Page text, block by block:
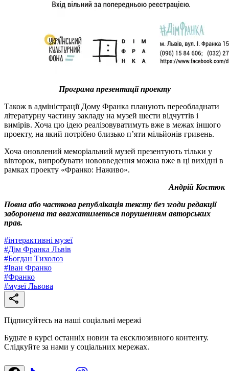
Програма презентації проекту
Також в адміністрації Дому Франка планують переобладнати
літературну частину закладу на музей шести відчуттів і
вимірів. Хоча цю ідею реалізовуватимуть вже в межах іншого
проекту, на який потрібно близько п’яти мільйонів гривень.
Хоча оновлений меморіальний музей презентують тільки у
вівторок, випробувати нововведення можна вже в ці вихідні в
рамках проекту «Франко: Наживо».
Андрій Костюк
Повна або часткова републікація тексту без згоди редакції
заборонена та вважатиметься порушенням авторських
прав.
#інтерактивні музеї
#Дім Франка Львів
#Богдан Тихолоз
#Іван Франко
#Франко
#музеї Львова
Підписуйтесь на наші соціальні мережі
Будьте в курсі останніх новин та ексклюзивного контенту.
Слідкуйте за нами у соціальних мережах.